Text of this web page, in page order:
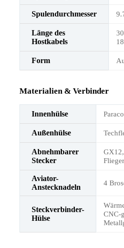
Spulendurchmesser
Länge des
Hostkabels
Form
Materialien & Verbinder
Innenhülse
Außenhülse
Abnehmbarer
Stecker
Flieger
Aviator-
Anstecknadeln
4
Steckverbinder-
Hülse
CNC-